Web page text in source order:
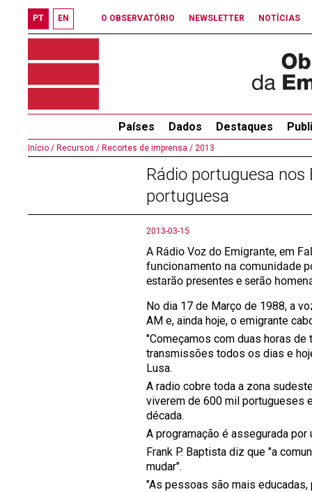
PT EN O OBSERVATÓRIO NEWSLETTER NOTÍCIAS
Países Dados Destaques
Início / Recursos / Recortes de imprensa / 2013
Rádio portuguesa nos
portuguesa
2013-03-15
A Rádio Voz do Emigrante, em
funcionamento na comunidade
estarão presentes e serão
No dia 17 de Março de 1988, a
AM e, ainda hoje, o emigrante
"Começamos com duas horas
transmissões todos os dias e
Lusa.
A radio cobre toda a zona
viverem de 600 mil portugueses
década.
A programação é assegurada
Frank P. Baptista diz que "a
mudar".
"As pessoas são mais